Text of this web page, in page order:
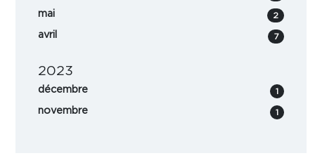
mai 2
avril 7
2023
décembre 1
novembre 1